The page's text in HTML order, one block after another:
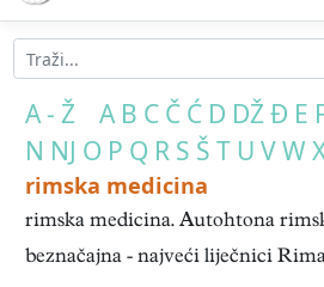
A - Ž A B C Č Ć D DŽĐ E
N NJ O P Q R S Š T U VW
rimska medicina
rimska medicina. Autohtona
beznačajna - najveći liječnici